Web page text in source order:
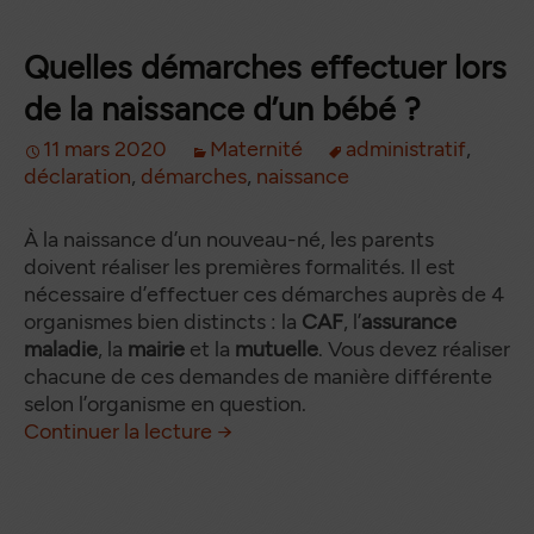
Quelles démarches effectuer lors
de la naissance d’un bébé ?
11 mars 2020 Maternité administratif,
déclaration, démarches, naissance
À la naissance d’un nouveau-né, les parents
doivent réaliser les premières formalités. Il est
nécessaire d’effectuer ces démarches auprès de 4
organismes bien distincts : la CAF, l’assurance
maladie, la mairie et la mutuelle. Vous devez réaliser
chacune de ces demandes de manière différente
selon l’organisme en question.
Continuer la lecture de
→